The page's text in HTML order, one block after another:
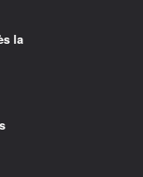
la